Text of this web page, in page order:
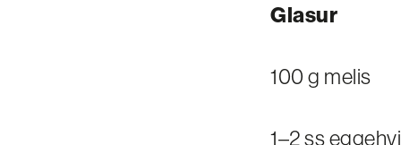
Glasur
100 g melis
1–2 ss